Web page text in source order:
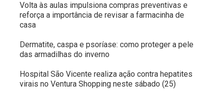
Volta às aulas impulsiona compras preventivas e
reforça a importância de revisar a farmacinha de
casa
Dermatite, caspa e psoríase: como proteger a pele
das armadilhas do inverno
Hospital São Vicente realiza ação contra hepatites
virais no Ventura Shopping neste sábado (25)